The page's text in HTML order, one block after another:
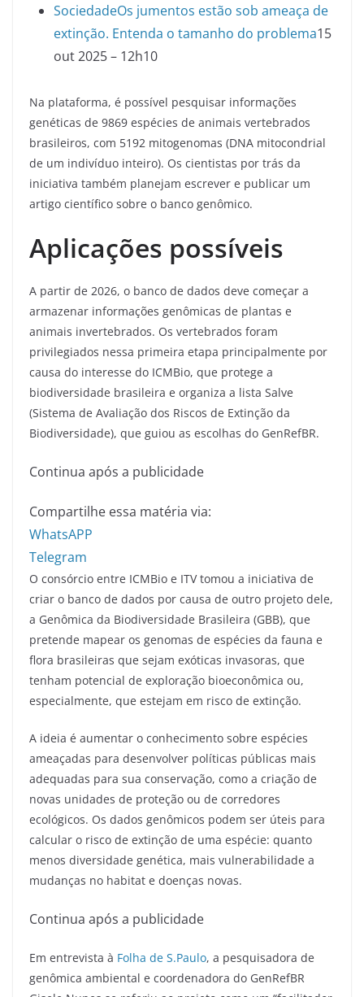
SociedadeOs jumentos estão sob ameaça de
extinção. Entenda o tamanho do problema15
out 2025 – 12h10
Na plataforma, é possível pesquisar informações
genéticas de 9869 espécies de animais vertebrados
brasileiros, com 5192 mitogenomas (DNA mitocondrial
de um indivíduo inteiro). Os cientistas por trás da
iniciativa também planejam escrever e publicar um
artigo científico sobre o banco genômico.
Aplicações possíveis
A partir de 2026, o banco de dados deve começar a
armazenar informações genômicas de plantas e
animais invertebrados. Os vertebrados foram
privilegiados nessa primeira etapa principalmente por
causa do interesse do ICMBio, que protege a
biodiversidade brasileira e organiza a lista Salve
(Sistema de Avaliação dos Riscos de Extinção da
Biodiversidade), que guiou as escolhas do GenRefBR.
Continua após a publicidade
Compartilhe essa matéria via:
WhatsAPP
Telegram
O consórcio entre ICMBio e ITV tomou a iniciativa de
criar o banco de dados por causa de outro projeto dele,
a Genômica da Biodiversidade Brasileira (GBB), que
pretende mapear os genomas de espécies da fauna e
flora brasileiras que sejam exóticas invasoras, que
tenham potencial de exploração bioeconômica ou,
especialmente, que estejam em risco de extinção.
A ideia é aumentar o conhecimento sobre espécies
ameaçadas para desenvolver políticas públicas mais
adequadas para sua conservação, como a criação de
novas unidades de proteção ou de corredores
ecológicos. Os dados genômicos podem ser úteis para
calcular o risco de extinção de uma espécie: quanto
menos diversidade genética, mais vulnerabilidade a
mudanças no habitat e doenças novas.
Continua após a publicidade
Em entrevista à Folha de S.Paulo, a pesquisadora de
genômica ambiental e coordenadora do GenRefBR